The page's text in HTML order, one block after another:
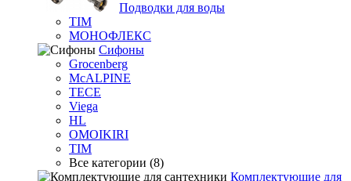
Подводки для воды
TIM
МОНОФЛЕКС
Сифоны
Grocenberg
McALPINE
TECE
Viega
HL
OMOIKIRI
TIM
Все категории (8)
Комплектующие для